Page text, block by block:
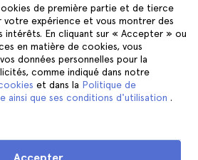
de première partie et de tierce
votre expérience et vous montrer des
intérêts. En cliquant sur « Accepter » ou
en matière de cookies, vous
données personnelles pour la
comme indiqué dans notre
et dans la Politique de
ainsi que ses conditions d'utilisation .
Grenade
Cracovie
Tenerife
Suivez-nous sur